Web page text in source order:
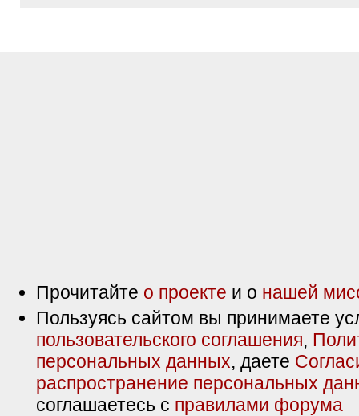
Прочитайте о проекте и о нашей
Пользуясь сайтом вы принимаете
пользовательского соглашения,
персональных данных, даете
распространение персональных
соглашаетесь с правилами форума